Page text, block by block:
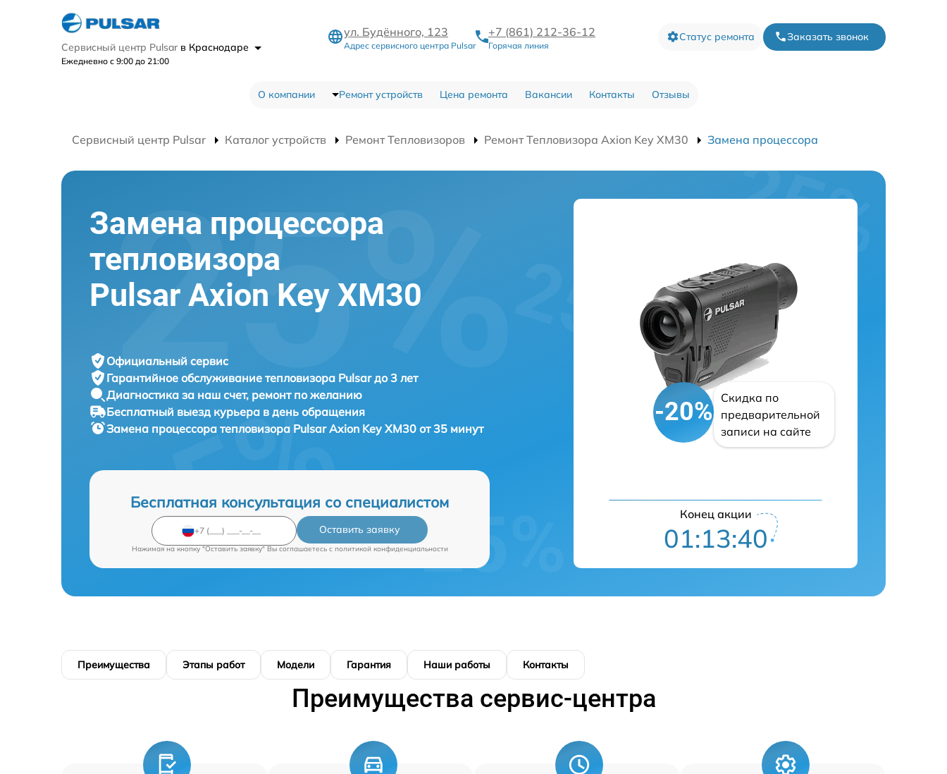
Сервисный центр Pulsar в Краснодаре
Ежедневно с 9:00 до 21:00
ул. Будённого, 123
Адрес сервисного центра Pulsar
+7 (861) 212-36-12
Горячая линия
Статус ремонта Заказать звонок
О компании Ремонт устройств Цена ремонта Вакансии Контакты Отзывы
Сервисный центр Pulsar Каталог устройств Ремонт Тепловизоров Ремонт Тепловизора Axion Key XM30 Замена процессора
Замена процессора
тепловизора
Pulsar Axion Key XM30
Официальный сервис
Гарантийное обслуживание тепловизора Pulsar до 3 лет
Диагностика за наш счет, ремонт по желанию
Бесплатный выезд курьера в день обращения
Замена процессора тепловизора Pulsar Axion Key XM30 от 35 минут
Бесплатная консультация со специалистом
Оставить заявку
Нажимая на кнопку "Оставить заявку" Вы соглашаетесь c политикой конфиденциальности
-20%
Скидка по
предварительной
записи на сайте
Конец акции
01:13:39
Преимущества Этапы работ Модели Гарантия Наши работы Контакты
Преимущества сервис-центра